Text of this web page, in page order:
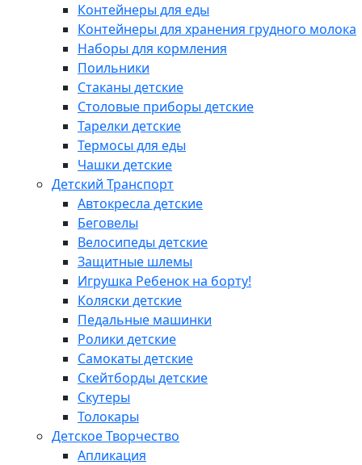
Контейнеры для еды
Контейнеры для хранения грудного молока
Наборы для кормления
Поильники
Стаканы детские
Столовые приборы детские
Тарелки детские
Термосы для еды
Чашки детские
Детский Транспорт
Автокресла детские
Беговелы
Велосипеды детские
Защитные шлемы
Игрушка Ребенок на борту!
Коляски детские
Педальные машинки
Ролики детские
Самокаты детские
Скейтборды детские
Скутеры
Толокары
Детское Творчество
Апликация